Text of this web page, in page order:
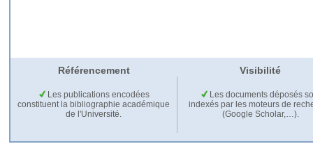
Référencement Visibilité
Les publications encodées
constituent la bibliographie académique
de l'Université.
Les documents déposés
indexés par les moteurs de
(Google Scholar,…).